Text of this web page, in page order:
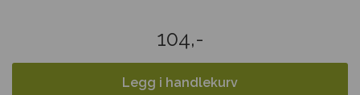
104,-
Legg i handlekurv